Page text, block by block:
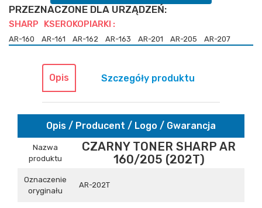
PRZEZNACZONE DLA URZĄDZEŃ:
SHARP KSEROKOPIARKI :
AR-160 AR-161 AR-162 AR-163 AR-201 AR-205 AR-207
Opis Szczegóły produktu
Opis / Producent / Logo / Gwarancja
Nazwa
produktu
CZARNY TONER SHARP AR
160/205 (202T)
Oznaczenie
oryginału
AR-202T